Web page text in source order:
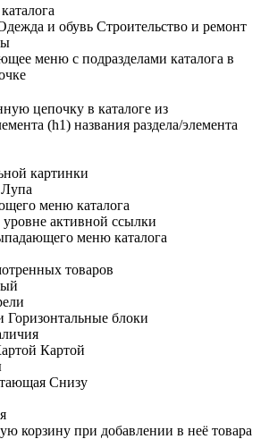
и обувь Строительство и ремонт
меню с подразделами каталога в
цепочку в каталоге из
(h1) названия раздела/элемента
картинки
Лупа
меню каталога
активной ссылки
меню каталога
товаров
Горизонтальные блоки
Картой
Снизу
корзину при добавлении в неё товара